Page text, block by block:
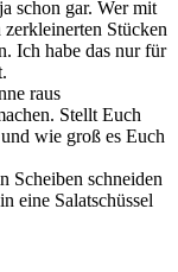
schon gar. Wer mit
Stücken
Ich habe das nur für
raus
Stellt Euch
wie groß es Euch
Scheiben schneiden
eine Salatschüssel